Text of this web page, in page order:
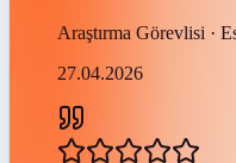
Araştırma Görevlisi ·
27.04.2026